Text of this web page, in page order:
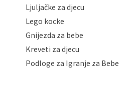
podataka samo onim svojim
su isti potrebni radi provedbe
dozvoljeni zakonima. Napominjemo
doba, u potpunosti ili djelomice,
aktivnosti obrade Vaših osobnih
privole možete podnijeti poštom na
ili e-mailom na adresu:
Ljuljačke za djecu
Lego kocke
Gnijezda za bebe
Kreveti za djecu
Podloge za Igranje za Bebe